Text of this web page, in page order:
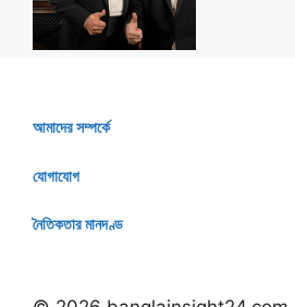
আমাদের সম্পর্কে
যোগাযোগ
নৈতিকতার মানদণ্ড